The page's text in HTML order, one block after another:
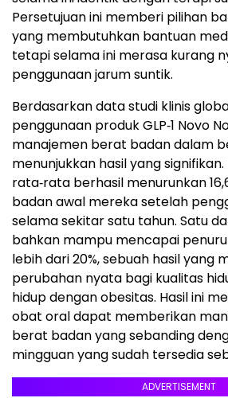
Persetujuan ini memberi pilihan
yang membutuhkan bantuan
tetapi selama ini merasa kurang
penggunaan jarum suntik.
Berdasarkan data studi klinis
penggunaan produk GLP‑1 Novo
manajemen berat badan dalam
menunjukkan hasil yang
rata‑rata berhasil menurunkan
badan awal mereka setelah
selama sekitar satu tahun. Satu
bahkan mampu mencapai
lebih dari 20%, sebuah hasil yang
perubahan nyata bagi kualitas
hidup dengan obesitas. Hasil ini
obat oral dapat memberikan
berat badan yang sebanding
mingguan yang sudah tersedia
ADVERTISEMENT